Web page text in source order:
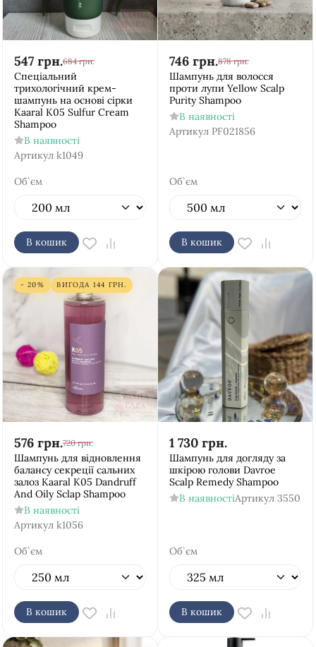
547 грн.684 грн.
Спеціальний
трихологічний крем-
шампунь на основі сірки
Kaaral К05 Sulfur Cream
Shampoo
В наявності
Артикул k1049
Об`єм
В кошик
746 грн.878 грн.
Шампунь для волосся
проти лупи Yellow Scalp
Purity Shampoo
В наявності
Артикул PF021856
Об`єм
В кошик
- 20% ВИГОДА 144 ГРН.
576 грн.720 грн.
Шампунь для відновлення
балансу секреції сальних
залоз Kaaral K05 Dandruff
And Oily Sclap Shampoo
В наявності
Артикул k1056
Об`єм
В кошик
1 730 грн.
Шампунь для догляду за
шкірою голови Davroe
Scalp Remedy Shampoo
В наявностіАртикул 3550
Об`єм
В кошик